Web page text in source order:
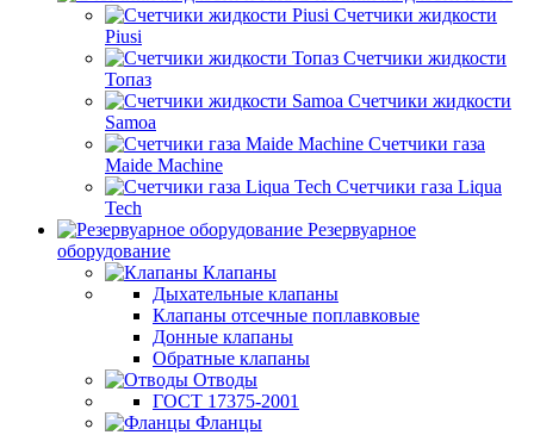
Счетчики жидкости
Piusi
Счетчики жидкости
Топаз
Счетчики жидкости
Samoa
Счетчики газа
Maide Machine
Счетчики газа Liqua
Tech
Резервуарное
оборудование
Клапаны
Дыхательные клапаны
Клапаны отсечные поплавковые
Донные клапаны
Обратные клапаны
Отводы
ГОСТ 17375-2001
Фланцы